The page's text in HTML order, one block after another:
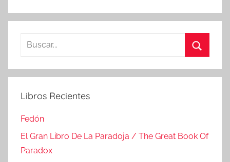
Buscar:
Libros Recientes
Fedón
El Gran Libro De La Paradoja / The Great Book Of
Paradox